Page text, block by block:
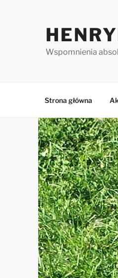
Wspomnienia
Strona główna